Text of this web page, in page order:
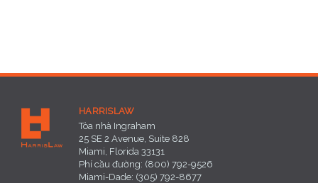
HARRISLAW
Tòa nhà Ingraham
25 SE 2 Avenue, Suite 828
Miami, Florida 33131
Phí cầu đường: (800) 792-9526
Miami-Dade: (305) 792-8677